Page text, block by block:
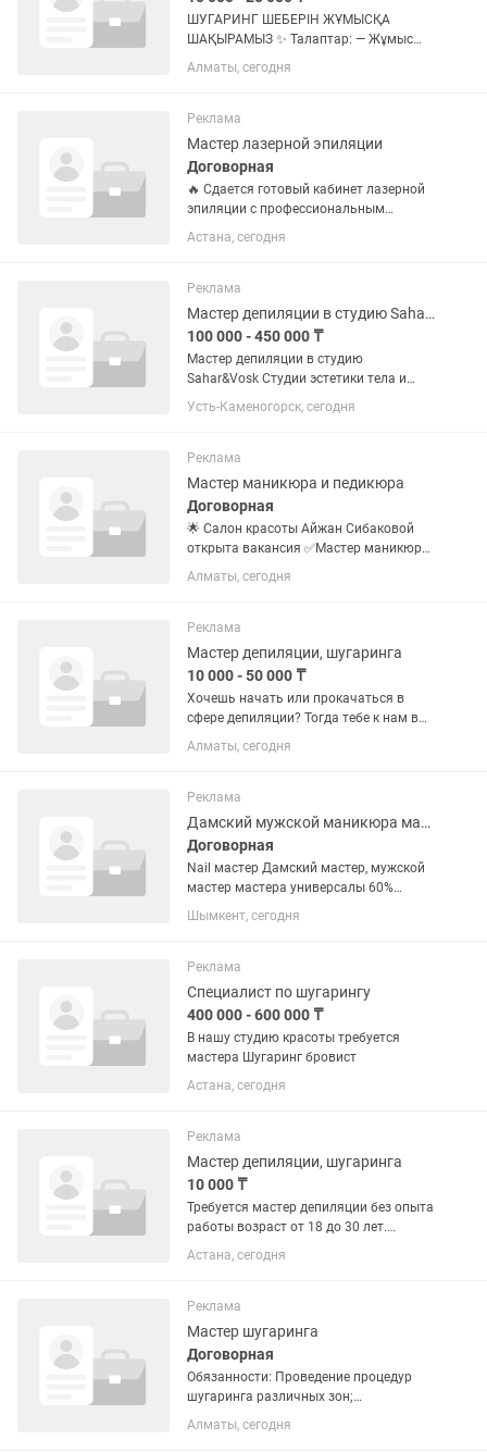
ШУГАРИНГ ШЕБЕРІН ЖҰМЫСҚА
ШАҚЫРАМЫЗ ✨ Талаптар: — Жұмыс
тәжірибесі бар немесе оқудан өткен
болуы — Шугарингтің мануалды
санитарлық талаптарды сақтау —
Клиенттермен...
Алматы, сегодня
Реклама
Мастер лазерной эпиляции
Договорная
🔥 Сдается готовый кабинет лазерной
эпиляции с профессиональным
аппаратом Harmony XL Ищете
возможность начать работать сразу,
оборудования? Предлагается в аренду
полностью...
Астана, сегодня
Реклама
Мастер депиляции в студию SaharVosk
100 000 - 450 000 ₸
Мастер депиляции в студию
Sahar&Vosk Студии эстетики тела и
лица Sahar&Vosk приглашает в свою
команду профессионального мастера
работу, умеешь создавать комфорт
для...
Усть-Каменогорск, сегодня
Реклама
Мастер маникюра и педикюра
Договорная
🌟 Салон красоты Айжан Сибаковой
открыта вакансия ✅Мастер маникюра
и педикюра ✅Мастер ресницы
✅Мастер шугаринга ✅Визажист Если
хочешь работать в команде...
Алматы, сегодня
Реклама
Мастер депиляции, шугаринга
10 000 - 50 000 ₸
Хочешь начать или прокачаться в
сфере депиляции? Тогда тебе к нам в
центр TURAN 🤍 Мы ищем мастеров:по
шугарингу девушек — с опытом — и без
Обучение платное, но с...
Алматы, сегодня
Реклама
Дамский мужской маникюра мастер наращивание ресниц шугаринг
Договорная
Nail мастер Дамский мастер, мужской
мастер мастера универсалы 60%
мастеру Салон наработанный точка за
остановкой
Шымкент, сегодня
Реклама
Специалист по шугарингу
400 000 - 600 000 ₸
В нашу студию красоты требуется
мастера Шугаринг бровист
Астана, сегодня
Реклама
Мастер депиляции, шугаринга
10 000 ₸
Требуется мастер депиляции без опыта
работы возраст от 18 до 30 лет.
График 2/2 или 6/1 Зарплата
Астана, сегодня
Реклама
Мастер шугаринга
Договорная
Обязанности: Проведение процедур
шугаринга различных зон;
Консультирование клиентов по уходу
за кожей; Соблюдение санитарных
Алматы, сегодня